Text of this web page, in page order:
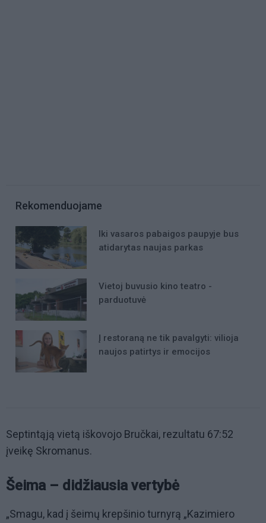
Rekomenduojame
Iki vasaros pabaigos paupyje bus
atidarytas naujas parkas
Vietoj buvusio kino teatro -
parduotuvė
Į restoraną ne tik pavalgyti: vilioja
naujos patirtys ir emocijos
Septintąją vietą iškovojo Bručkai, rezultatu 67:52
įveikę Skromanus.
Šeima – didžiausia vertybė
„Smagu, kad į šeimų krepšinio turnyrą „Kazimiero